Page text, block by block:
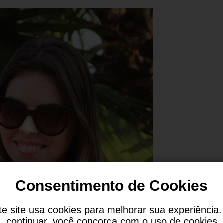
Consentimento de Cookies
site usa cookies para melhorar sua experiência.
continuar, você concorda com o uso de cookies